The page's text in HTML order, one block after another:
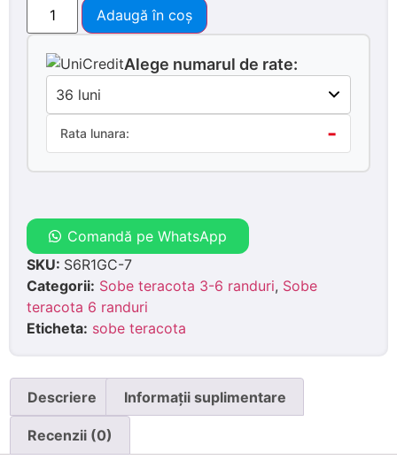
Adaugă în coș
Alege numarul de rate:
Rata lunara: -
Comandă pe WhatsApp
SKU: S6R1GC-7
Categorii: Sobe teracota 3-6 randuri, Sobe
teracota 6 randuri
Eticheta: sobe teracota
Descriere Informații suplimentare
Recenzii (0)